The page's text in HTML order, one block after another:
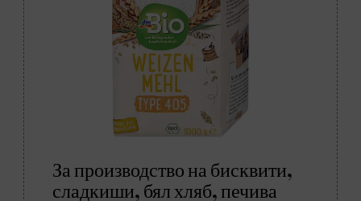
За производство на бисквити,
сладкиши, бял хляб, печива